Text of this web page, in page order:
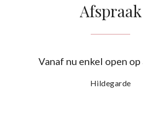
Afspraak
Vanaf nu enkel open
Hildegarde